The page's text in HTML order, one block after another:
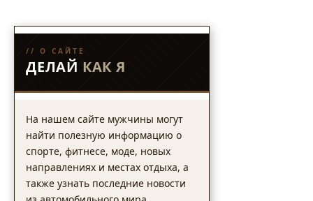
// О САЙТЕ
ДЕЛАЙ КАК Я
На нашем сайте мужчины могут
найти полезную информацию о
спорте, фитнесе, моде, новых
направлениях и местах отдыха, а
также узнать последние новости